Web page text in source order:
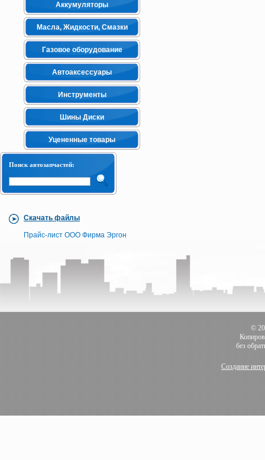
Аккумуляторы
Масла, Жидкости, Смазки
Газовое оборудование
Автоаксессуары
Инструменты
Шины Диски
Уцененные товары
Поиск автозапчастей:
Скачать файлы
Прайс-лист ООО Фирма Эргон
©
без
Создание